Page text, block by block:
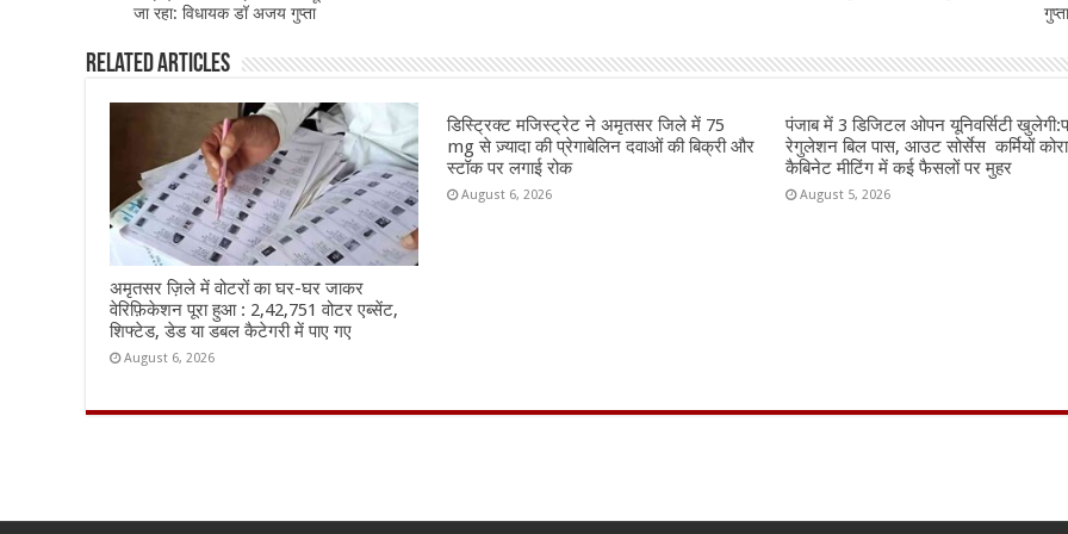
o
k
p
जा रहा: विधायक डॉ अजय गुप्ता
गुप्ता
Related Articles
अमृतसर ज़िले में वोटरों का घर-घर जाकर
वेरिफ़िकेशन पूरा हुआ : 2,42,751 वोटर एब्सेंट,
शिफ्टेड, डेड या डबल कैटेगरी में पाए गए
August 6, 2026
डिस्ट्रिक्ट मजिस्ट्रेट ने अमृतसर जिले में 75
mg से ज़्यादा की प्रेगाबेलिन दवाओं की बिक्री और
स्टॉक पर लगाई रोक
August 6, 2026
पंजाब में 3 डिजिटल ओपन यूनिवर्सिटी
रेगुलेशन बिल पास, आउट सोर्सेस कर्मियों
कैबिनेट मीटिंग में कई फैसलों पर मुहर
August 5, 2026